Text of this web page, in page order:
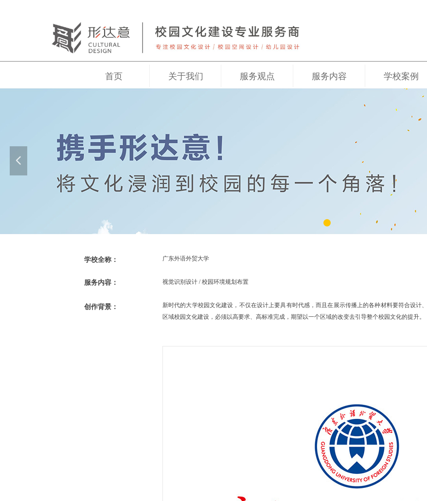
넳
首页 关于我们 服务观点 服务内容 学校案例
广东外语外贸大学
视觉识别设计 / 校园环境规划布置
新时代的大学校园文化建设，不仅在设计上要具有时代感，而且在展示传播上的各种材料要符合设计
区域校园文化建设，必须以高要求、高标准完成，期望以一个区域的改变去引导整个校园文化的提升。
学校全称：
服务内容：
创作背景：